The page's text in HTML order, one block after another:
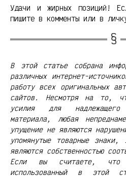
Удачи и жирных позиций!
пишите в комменты или в
В этой статье собрана
различных интернет-
работу всех оригинальных
сайтов. Несмотря на то,
усилия для
материала, любая
упущение не являются
упомянутые товарные знаки,
являются собственностью
Если вы считаете, что
использованный в этой